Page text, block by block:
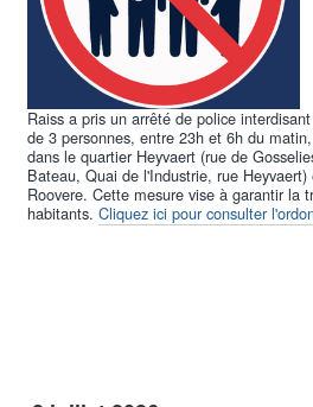
Conseil communal et du Collège des
coeur de la direction d'une commune. Ce sont
les décisions sur toutes les matières relevant
communales. Le document le plus important
présente aussi la note d'orientation politique
Les plus
Raiss a pris un arrêté de police
de 3 personnes, entre 23h et 6h du
dans le quartier Heyvaert (rue de
Bateau, Quai de l'Industrie, rue
Roovere. Cette mesure vise à garantir la
habitants. Cliquez ici pour consulter